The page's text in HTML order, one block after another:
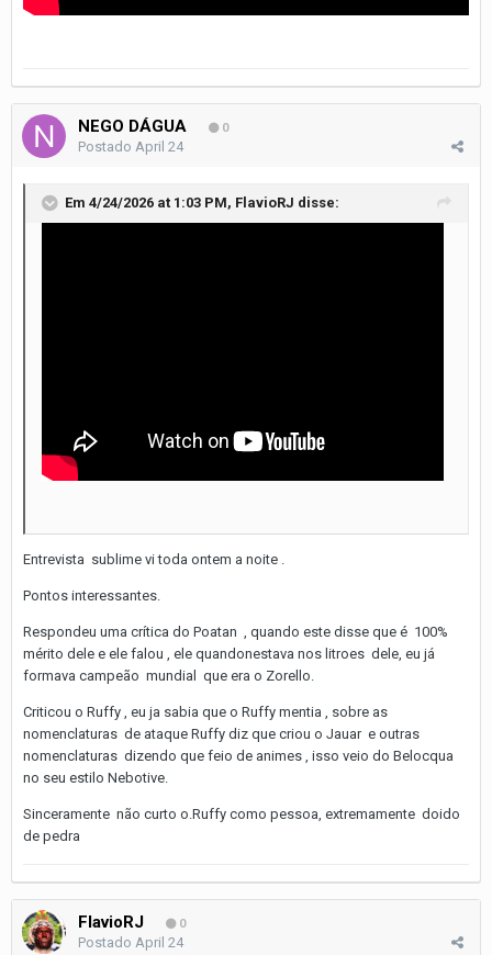
NEGO DÁGUA 0
Postado April 24
Em 4/24/2026 at 1:03 PM, FlavioRJ disse:
Entrevista sublime vi toda ontem a noite .
Pontos interessantes.
Respondeu uma crítica do Poatan , quando este disse que é 100%
mérito dele e ele falou , ele quandonestava nos litroes dele, eu já
formava campeão mundial que era o Zorello.
Criticou o Ruffy , eu ja sabia que o Ruffy mentia , sobre as
nomenclaturas de ataque Ruffy diz que criou o Jauar e outras
nomenclaturas dizendo que feio de animes , isso veio do Belocqua
no seu estilo Nebotive.
Sinceramente não curto o.Ruffy como pessoa, extremamente doido
de pedra
FlavioRJ 0
Postado April 24